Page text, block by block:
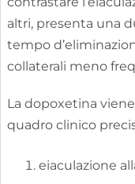
altri, presenta una
tempo
collaterali meno
La dopoxetina
quadro clinico
eiaculazione